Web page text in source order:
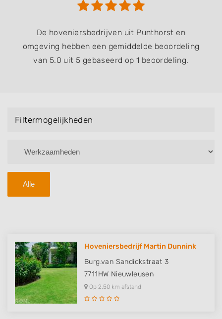
De hoveniersbedrijven uit Punthorst en
omgeving hebben een gemiddelde beoordeling
van 5.0 uit 5 gebaseerd op 1 beoordeling.
Filtermogelijkheden
Alle
Hoveniersbedrijf Martin Dunnink
Burg.van Sandickstraat 3
7711HW Nieuwleusen
Op 2,50 km afstand